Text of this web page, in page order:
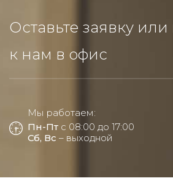
Оставьте заявку
к нам в офис
Мы работаем:
Пн-Пт с 08:00 до 17:00
Сб, Вс – выходной